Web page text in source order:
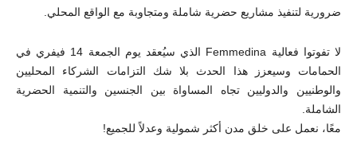
ضرورية لتنفيذ مشاريع حضرية شاملة ومتجاوبة مع الواقع المحلي.
لا تفوتوا فعالية Femmedina الذي سيُعقد يوم الجمعة 14 فيفري في
الحمامات وسيعزز هذا الحدث بلا شك التزامات الشركاء المحليين
والوطنيين والدوليين تجاه المساواة بين الجنسين والتنمية الحضرية
الشاملة.
معًا، نعمل على خلق مدن أكثر شمولية وعدلاً للجميع!